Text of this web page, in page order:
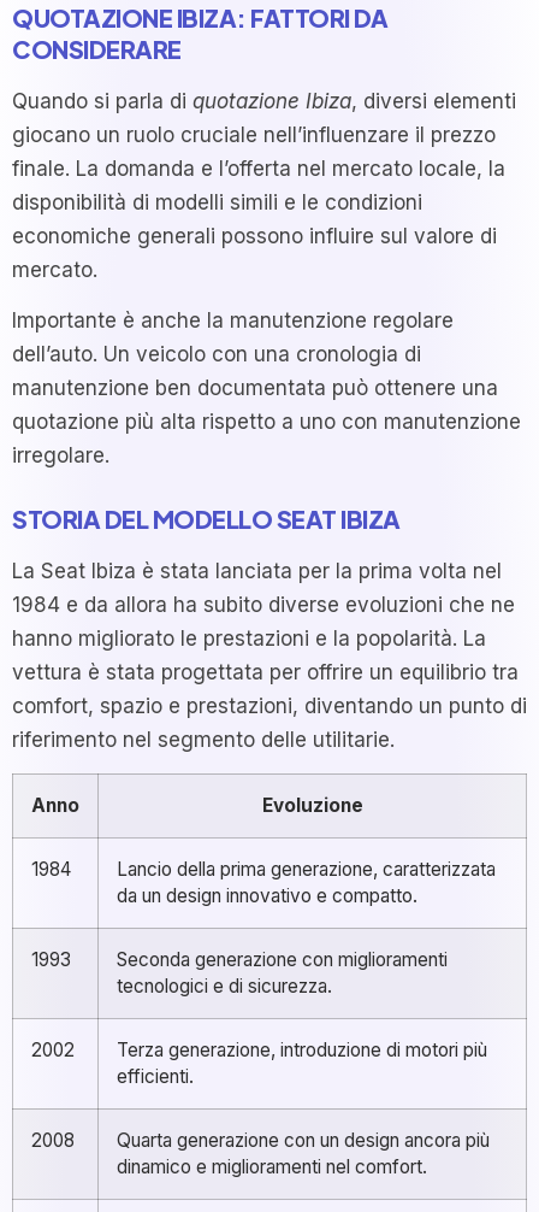
QUOTAZIONE IBIZA: FATTORI DA
CONSIDERARE
Quando si parla di quotazione Ibiza, diversi elementi
giocano un ruolo cruciale nell’influenzare il prezzo
finale. La domanda e l’offerta nel mercato locale, la
disponibilità di modelli simili e le condizioni
economiche generali possono influire sul valore di
mercato.
Importante è anche la manutenzione regolare
dell’auto. Un veicolo con una cronologia di
manutenzione ben documentata può ottenere una
quotazione più alta rispetto a uno con manutenzione
irregolare.
STORIA DEL MODELLO SEAT IBIZA
La Seat Ibiza è stata lanciata per la prima volta nel
1984 e da allora ha subito diverse evoluzioni che ne
hanno migliorato le prestazioni e la popolarità. La
vettura è stata progettata per offrire un equilibrio tra
comfort, spazio e prestazioni, diventando un punto di
riferimento nel segmento delle utilitarie.
Anno Evoluzione
1984
Lancio della prima generazione, caratterizzata
da un design innovativo e compatto.
1993
Seconda generazione con miglioramenti
tecnologici e di sicurezza.
2002
Terza generazione, introduzione di motori più
efficienti.
2008
Quarta generazione con un design ancora più
dinamico e miglioramenti nel comfort.